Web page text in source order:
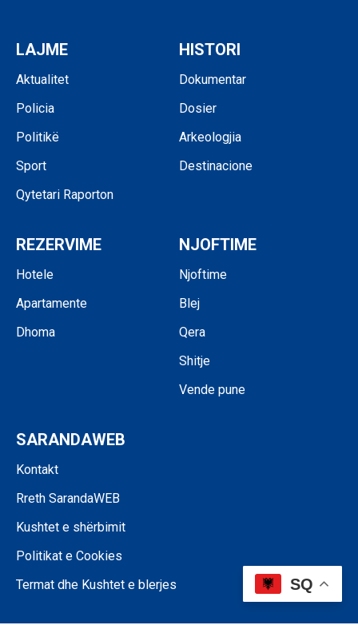
LAJME
Aktualitet
Policia
Politikë
Sport
Qytetari Raporton
HISTORI
Dokumentar
Dosier
Arkeologjia
Destinacione
REZERVIME
Hotele
Apartamente
Dhoma
NJOFTIME
Njoftime
Blej
Qera
Shitje
Vende pune
SARANDAWEB
Kontakt
Rreth SarandaWEB
Kushtet e shërbimit
Politikat e Cookies
Termat dhe Kushtet e blerjes
SQ